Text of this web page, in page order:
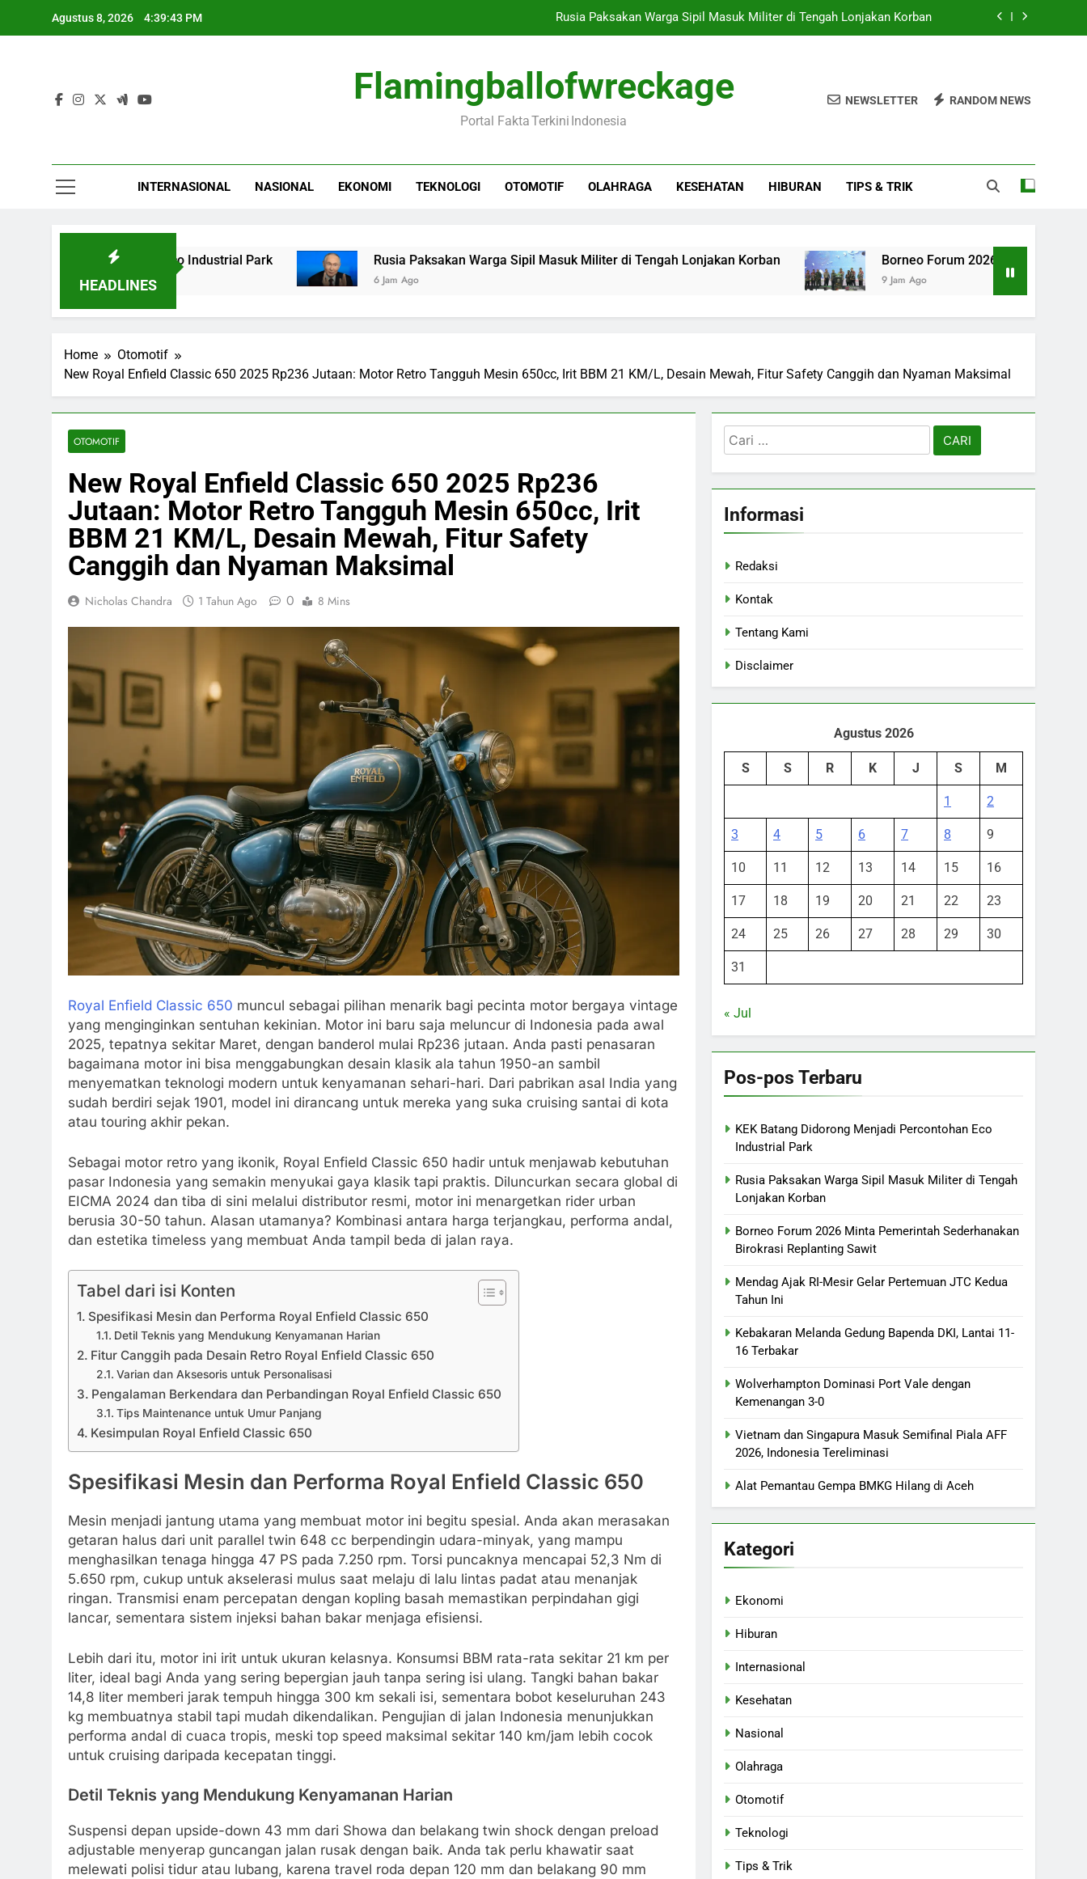
Agustus 8, 2026 4:39:44 PM Rusia Paksakan Warga Sipil Masuk Militer di Tengah Lonjakan Korban
Mendag Ajak RI-Mesir Gelar Pertemuan JTC Kedua Tahun Ini
KEK Batang Didorong Menjadi Percontohan Eco Industrial Park
Borneo Forum 2026 Minta Pemerintah Sederhanakan Birokrasi Replanting Sawit
Flamingballofwreckage
Portal Fakta Terkini Indonesia
NEWSLETTER RANDOM NEWS
INTERNASIONAL NASIONAL EKONOMI TEKNOLOGI OTOMOTIF OLAHRAGA KESEHATAN HIBURAN TIPS & TRIK
HEADLINES
Eco Industrial Park Rusia Paksakan Warga Sipil Masuk Militer di Tengah Lonjakan Korban
6 Jam Ago
Borneo Forum 2026 Minta Pemerintah
9 Jam Ago
Home
Otomotif
New Royal Enfield Classic 650 2025 Rp236 Jutaan: Motor Retro Tangguh Mesin 650cc, Irit BBM 21 KM/L, Desain Mewah, Fitur Safety Canggih dan Nyaman Maksimal
OTOMOTIF
New Royal Enfield Classic 650 2025 Rp236
Jutaan: Motor Retro Tangguh Mesin 650cc, Irit
BBM 21 KM/L, Desain Mewah, Fitur Safety
Canggih dan Nyaman Maksimal
Nicholas Chandra 1 Tahun Ago 0 8 Mins
Royal Enfield Classic 650 muncul sebagai pilihan menarik bagi pecinta motor bergaya vintage
yang menginginkan sentuhan kekinian. Motor ini baru saja meluncur di Indonesia pada awal
2025, tepatnya sekitar Maret, dengan banderol mulai Rp236 jutaan. Anda pasti penasaran
bagaimana motor ini bisa menggabungkan desain klasik ala tahun 1950-an sambil
menyematkan teknologi modern untuk kenyamanan sehari-hari. Dari pabrikan asal India yang
sudah berdiri sejak 1901, model ini dirancang untuk mereka yang suka cruising santai di kota
atau touring akhir pekan.
Sebagai motor retro yang ikonik, Royal Enfield Classic 650 hadir untuk menjawab kebutuhan
pasar Indonesia yang semakin menyukai gaya klasik tapi praktis. Diluncurkan secara global di
EICMA 2024 dan tiba di sini melalui distributor resmi, motor ini menargetkan rider urban
berusia 30-50 tahun. Alasan utamanya? Kombinasi antara harga terjangkau, performa andal,
dan estetika timeless yang membuat Anda tampil beda di jalan raya.
Tabel dari isi Konten
Spesifikasi Mesin dan Performa Royal Enfield Classic 650
Detil Teknis yang Mendukung Kenyamanan Harian
Fitur Canggih pada Desain Retro Royal Enfield Classic 650
Varian dan Aksesoris untuk Personalisasi
Pengalaman Berkendara dan Perbandingan Royal Enfield Classic 650
Tips Maintenance untuk Umur Panjang
Kesimpulan Royal Enfield Classic 650
Spesifikasi Mesin dan Performa Royal Enfield Classic 650
Mesin menjadi jantung utama yang membuat motor ini begitu spesial. Anda akan merasakan
getaran halus dari unit parallel twin 648 cc berpendingin udara-minyak, yang mampu
menghasilkan tenaga hingga 47 PS pada 7.250 rpm. Torsi puncaknya mencapai 52,3 Nm di
5.650 rpm, cukup untuk akselerasi mulus saat melaju di lalu lintas padat atau menanjak
ringan. Transmisi enam percepatan dengan kopling basah memastikan perpindahan gigi
lancar, sementara sistem injeksi bahan bakar menjaga efisiensi.
Lebih dari itu, motor ini irit untuk ukuran kelasnya. Konsumsi BBM rata-rata sekitar 21 km per
liter, ideal bagi Anda yang sering bepergian jauh tanpa sering isi ulang. Tangki bahan bakar
14,8 liter memberi jarak tempuh hingga 300 km sekali isi, sementara bobot keseluruhan 243
kg membuatnya stabil tapi mudah dikendalikan. Pengujian di jalan Indonesia menunjukkan
performa andal di cuaca tropis, meski top speed maksimal sekitar 140 km/jam lebih cocok
untuk cruising daripada kecepatan tinggi.
Detil Teknis yang Mendukung Kenyamanan Harian
Suspensi depan upside-down 43 mm dari Showa dan belakang twin shock dengan preload
adjustable menyerap guncangan jalan rusak dengan baik. Anda tak perlu khawatir saat
melewati polisi tidur atau lubang, karena travel roda depan 120 mm dan belakang 90 mm
Cari
untuk:
Informasi
Redaksi
Kontak
Tentang Kami
Disclaimer
Agustus 2026
S S R K J S M
1 2
3 4 5 6 7 8 9
10 11 12 13 14 15 16
17 18 19 20 21 22 23
24 25 26 27 28 29 30
31
« Jul
Pos-pos Terbaru
KEK Batang Didorong Menjadi Percontohan Eco
Industrial Park
Rusia Paksakan Warga Sipil Masuk Militer di Tengah
Lonjakan Korban
Borneo Forum 2026 Minta Pemerintah Sederhanakan
Birokrasi Replanting Sawit
Mendag Ajak RI-Mesir Gelar Pertemuan JTC Kedua
Tahun Ini
Kebakaran Melanda Gedung Bapenda DKI, Lantai 11-
16 Terbakar
Wolverhampton Dominasi Port Vale dengan
Kemenangan 3-0
Vietnam dan Singapura Masuk Semifinal Piala AFF
2026, Indonesia Tereliminasi
Alat Pemantau Gempa BMKG Hilang di Aceh
Kategori
Ekonomi
Hiburan
Internasional
Kesehatan
Nasional
Olahraga
Otomotif
Teknologi
Tips & Trik